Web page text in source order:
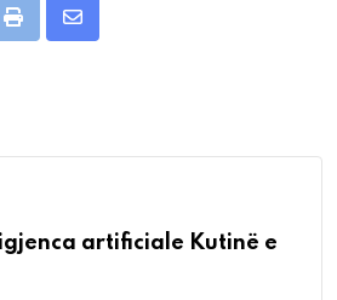
Print
Share
artificiale Kutinë e